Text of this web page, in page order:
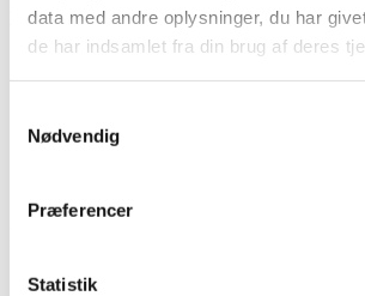
data med andre oplysninger, du har
de har indsamlet fra din brug af deres
Nødvendig
Præferencer
Statistik
LINKS
Handelsbetingelser
Bliv en del af Korphus !